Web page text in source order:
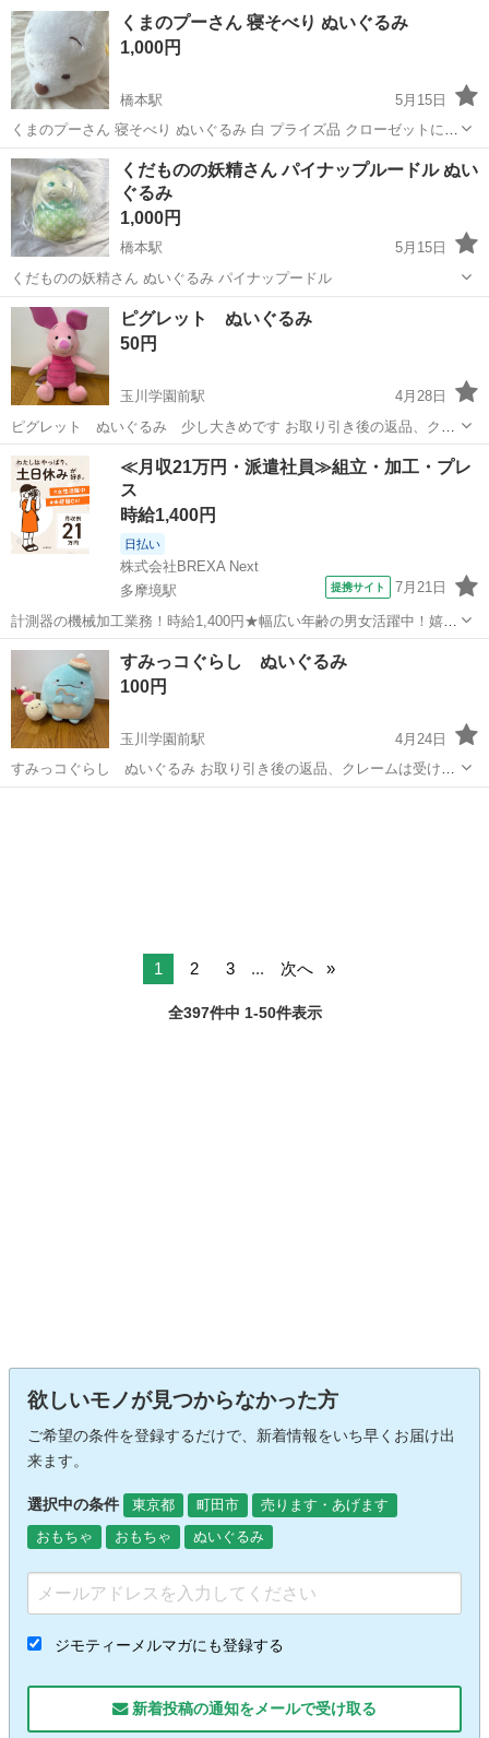
東京 町田市 橋本駅 おもちゃ グレムリン
くまのプーさん 寝そべり ぬいぐるみ
1,000円
橋本駅
5月15日
くまのプーさん 寝そべり ぬいぐるみ 白 プライズ品 クローゼットにて
保管しておりました
東京 町田市 橋本駅 おもちゃ くまのプーさん
くだものの妖精さん パイナップルードル ぬい
ぐるみ
1,000円
橋本駅
5月15日
くだものの妖精さん ぬいぐるみ パイナップードル
東京 町田市 橋本駅 おもちゃ
ピグレット ぬいぐるみ
50円
玉川学園前駅
4月28日
ピグレット ぬいぐるみ 少し大きめです お取り引き後の返品、クレ
ームは受け付けません
東京 町田市 玉川学園前駅 おもちゃ
≪月収21万円・派遣社員≫組立・加工・プレ
ス
時給1,400円
日払い
株式会社BREXA Next
多摩境駅
提携サイト 7月21日
計測器の機械加工業務！時給1,400円★幅広い年齢の男女活躍中！嬉し
い日勤×土日祝休み★1食300円～食堂利用可★便利な日払い制度あ
り！働きやすい空調完備♪《東京都町田市》 人気の工場のお仕事 ◇計
測器の機械加工業務◇ ...
東京 町田市 多摩境駅
すみっコぐらし ぬいぐるみ
100円
玉川学園前駅
4月24日
すみっコぐらし ぬいぐるみ お取り引き後の返品、クレームは受け付
けません
1 2 3 ... 次へ
全397件中 1-50件表示
欲しいモノが見つからなかった方
ご希望の条件を登録するだけで、新着情報をいち早くお届け出
来ます。
選択中の条件 東京都 町田市
売ります・あげます
おもちゃ
おもちゃ ぬいぐるみ
ジモティーメルマガにも登録する
新着投稿の通知をメールで受け取る